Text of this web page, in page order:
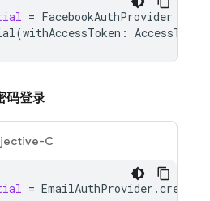
= FacebookAuthProvider
(withAccessToken : AccessToken
码登录
C
= EmailAuthProvider .